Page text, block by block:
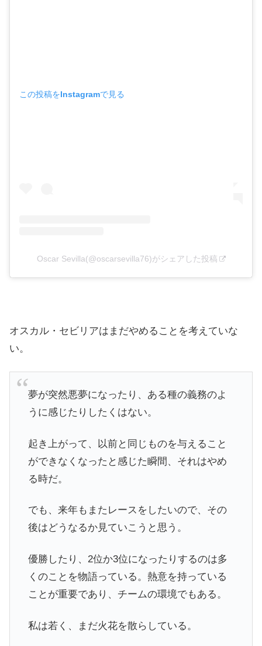
この投稿をInstagramで見る
Oscar Sevilla(@oscarsevilla76)がシェアした投稿
オスカル・セビリアはまだやめることを考えていな
い。
夢が突然悪夢になったり、ある種の義務のよ
うに感じたりしたくはない。
起き上がって、以前と同じものを与えること
ができなくなったと感じた瞬間、それはやめ
る時だ。
でも、来年もまたレースをしたいので、その
後はどうなるか見ていこうと思う。
優勝したり、2位か3位になったりするのは多
くのことを物語っている。熱意を持っている
ことが重要であり、チームの環境でもある。
私は若く、まだ火花を散らしている。